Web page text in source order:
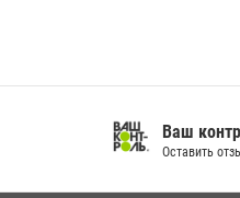
Росгвардейцы
дороге в городе
22 июля 2026, 08:35
Ваш
Оставить